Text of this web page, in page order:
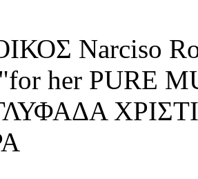
Narciso
her PURE